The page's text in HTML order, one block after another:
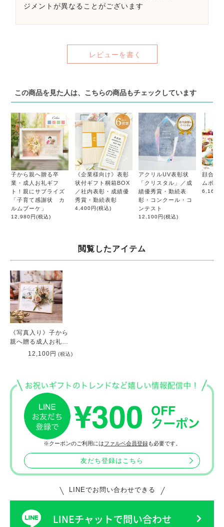
ジメントが異なることがございます
レビューを書く
この商品を見た人は、こちらの商品もチェックしています
子から親へ贈る卒
業・成人お礼ギフ
ト！親にサプライズ
「子育て感謝状 カ
ルムブーケ」
12,980円(税込)
《企業様向け》表彰
状付ギフト桐箱BOX
／社内表彰・成績優
秀賞・勤続表彰
4,400円 (税込)
アクリルUV表彰状
「クリスタル」／成
績優秀賞・勤続表
彰・コンクール・コ
ンテスト
12,100円 (税込)
顔合わ
ムボー
6,160円
閲覧したアイテム
《写真入り》子から
親へ贈る成人お礼ギ
フト！親にサプライ
12,100円 (税込)
※クーポンのご利用にはファルベ会員登録も必要です。
友だち登録はこちら
LINEでお問い合わせできる